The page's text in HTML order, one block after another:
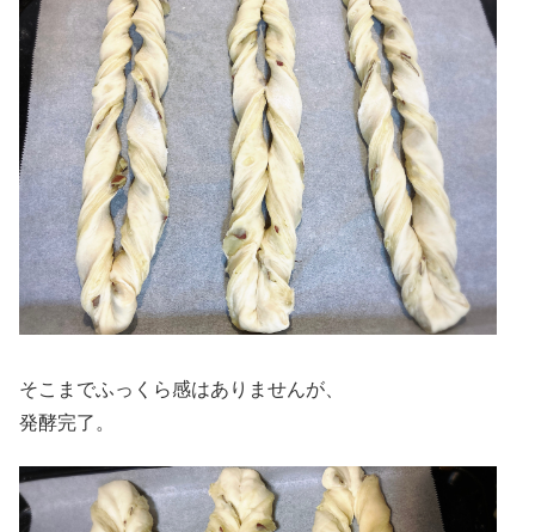
そこまでふっくら感はありませんが、
発酵完了。